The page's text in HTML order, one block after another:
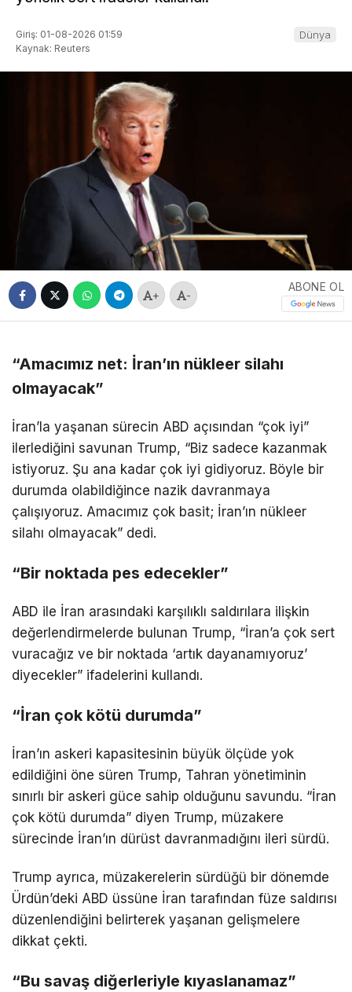
Giriş: 01-08-2026 01:59
Kaynak: Reuters
Dünya
+ -
ABONE OL
“Amacımız net: İran’ın nükleer silahı
olmayacak”
İran’la yaşanan sürecin ABD açısından “çok iyi”
ilerlediğini savunan Trump, “Biz sadece kazanmak
istiyoruz. Şu ana kadar çok iyi gidiyoruz. Böyle bir
durumda olabildiğince nazik davranmaya
çalışıyoruz. Amacımız çok basit; İran’ın nükleer
silahı olmayacak” dedi.
“Bir noktada pes edecekler”
ABD ile İran arasındaki karşılıklı saldırılara ilişkin
değerlendirmelerde bulunan Trump, “İran’a çok sert
vuracağız ve bir noktada ‘artık dayanamıyoruz’
diyecekler” ifadelerini kullandı.
“İran çok kötü durumda”
İran’ın askeri kapasitesinin büyük ölçüde yok
edildiğini öne süren Trump, Tahran yönetiminin
sınırlı bir askeri güce sahip olduğunu savundu. “İran
çok kötü durumda” diyen Trump, müzakere
sürecinde İran’ın dürüst davranmadığını ileri sürdü.
Trump ayrıca, müzakerelerin sürdüğü bir dönemde
Ürdün’deki ABD üssüne İran tarafından füze saldırısı
düzenlendiğini belirterek yaşanan gelişmelere
dikkat çekti.
“Bu savaş diğerleriyle kıyaslanamaz”